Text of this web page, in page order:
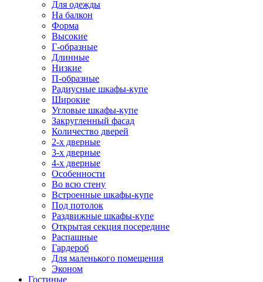
Для одежды
На балкон
Форма
Высокие
Г-образные
Длинные
Низкие
П-образные
Радиусные шкафы-купе
Широкие
Угловые шкафы-купе
Закругленный фасад
Количество дверей
2-х дверные
3-х дверные
4-х дверные
Особенности
Во всю стену
Встроенные шкафы-купе
Под потолок
Раздвижные шкафы-купе
Открытая секция посередине
Распашные
Гардероб
Для маленького помещения
Эконом
Гостиные